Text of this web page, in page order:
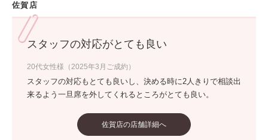
佐賀店
スタッフの対応がとても良い
20代女性様（2025年3月ご成約）
スタッフの対応もとても良いし、決める時に2人きりで相談出
来るよう一旦席を外してくれるところがとても良い。
佐賀店の店舗詳細へ